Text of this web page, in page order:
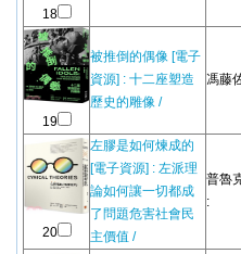
18
19
被推倒的偶像 [電子
資源] : 十二座塑造
歷史的雕像 /
馮藤
20
左膠是如何煉成的
[電子資源] : 左派理
論如何讓一切都成
了問題危害社會民
主價值 /
普魯
: